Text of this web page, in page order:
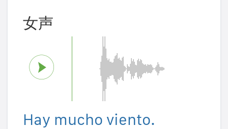
女声
Hay mucho viento.